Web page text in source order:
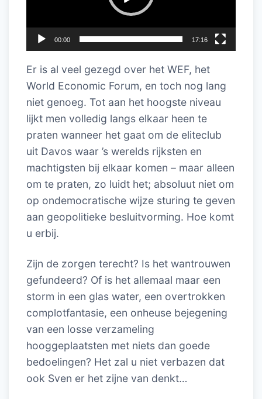
00:00 17:16
Er is al veel gezegd over het WEF, het
World Economic Forum, en toch nog lang
niet genoeg. Tot aan het hoogste niveau
lijkt men volledig langs elkaar heen te
praten wanneer het gaat om de eliteclub
uit Davos waar ’s werelds rijksten en
machtigsten bij elkaar komen – maar alleen
om te praten, zo luidt het; absoluut niet om
op ondemocratische wijze sturing te geven
aan geopolitieke besluitvorming. Hoe komt
u erbij.
Zijn de zorgen terecht? Is het wantrouwen
gefundeerd? Of is het allemaal maar een
storm in een glas water, een overtrokken
complotfantasie, een onheuse bejegening
van een losse verzameling
hooggeplaatsten met niets dan goede
bedoelingen? Het zal u niet verbazen dat
ook Sven er het zijne van denkt…